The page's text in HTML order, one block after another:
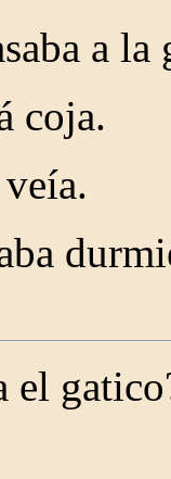
a la
coja.
el